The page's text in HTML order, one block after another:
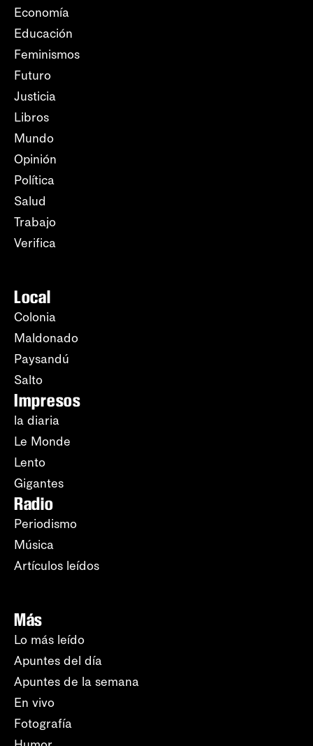
Economía
Educación
Feminismos
Futuro
Justicia
Libros
Mundo
Opinión
Política
Salud
Trabajo
Verifica
Local
Colonia
Maldonado
Paysandú
Salto
Impresos
la diaria
Le Monde
Lento
Gigantes
Radio
Periodismo
Música
Artículos leídos
Más
Lo más leído
Apuntes del día
Apuntes de la semana
En vivo
Fotografía